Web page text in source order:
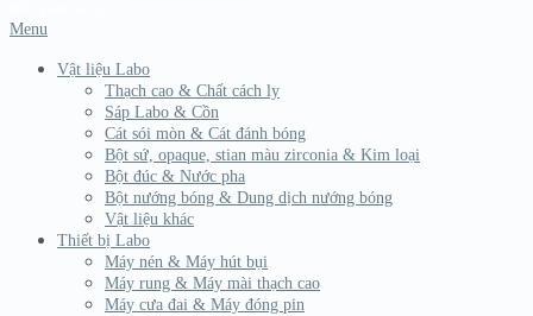
Menu
Vật liệu Labo
Thạch cao & Chất cách ly
Sáp Labo & Cồn
Cát sói mòn & Cát đánh bóng
Bột sứ, opaque, stian màu zirconia & Kim loại
Bột đúc & Nước pha
Bột nướng bóng & Dung dịch nướng bóng
Vật liệu khác
Thiết bị Labo
Máy nén & Máy hút bụi
Máy rung & Máy mài thạch cao
Máy cưa đai & Máy đóng pin